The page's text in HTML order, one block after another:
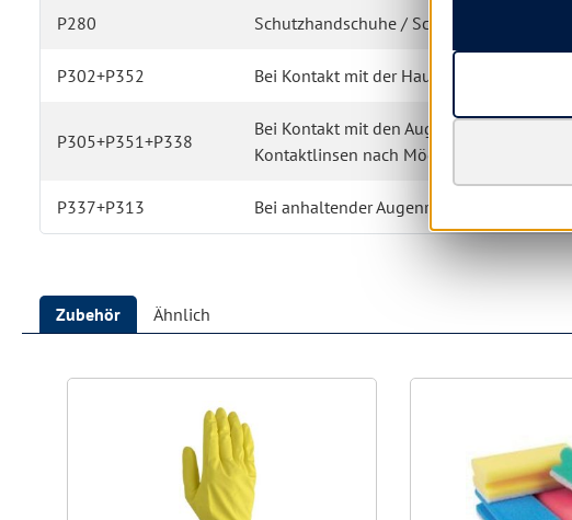
P280 Schutzhandschuhe / Schutzkleidung /
P302+P352 Bei Kontakt mit der Haut: Mit viel Wasser
P305+P351+P338
Bei Kontakt mit den Augen: Einige
Kontaktlinsen nach Möglichkeit
P337+P313 Bei anhaltender Augenreizung: Ärztlichen
Zubehör Ähnlich